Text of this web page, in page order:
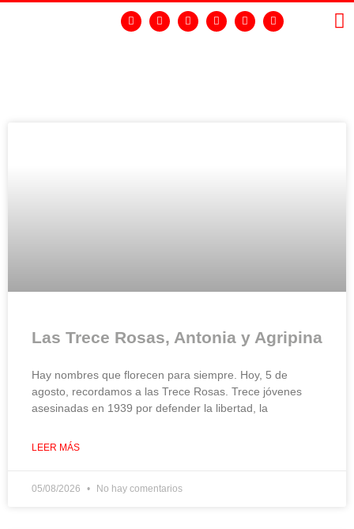
Las Trece Rosas, Antonia y Agripina
Hay nombres que florecen para siempre. Hoy, 5 de
agosto, recordamos a las Trece Rosas. Trece jóvenes
asesinadas en 1939 por defender la libertad, la
LEER MÁS
05/08/2026 No hay comentarios